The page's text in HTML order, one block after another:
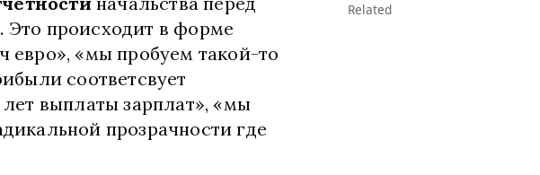
Это происходит в форме
евро», «мы пробуем такой-то
соответсвует
выплаты зарплат», «мы
прозрачности где
Related